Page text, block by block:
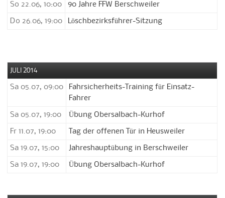
So 22.06, 10:00 90 Jahre FFW Berschweiler
Do 26.06, 19:00 Löschbezirksführer-Sitzung
JULI 2014
Sa 05.07, 09:00
Fahrsicherheits-Training für Einsatz-
Fahrer
Sa 05.07, 19:00 Übung Obersalbach-Kurhof
Fr 11.07, 19:00 Tag der offenen Tür in Heusweiler
Sa 19.07, 15:00 Jahreshauptübung in Berschweiler
Sa 19.07, 19:00 Übung Obersalbach-Kurhof